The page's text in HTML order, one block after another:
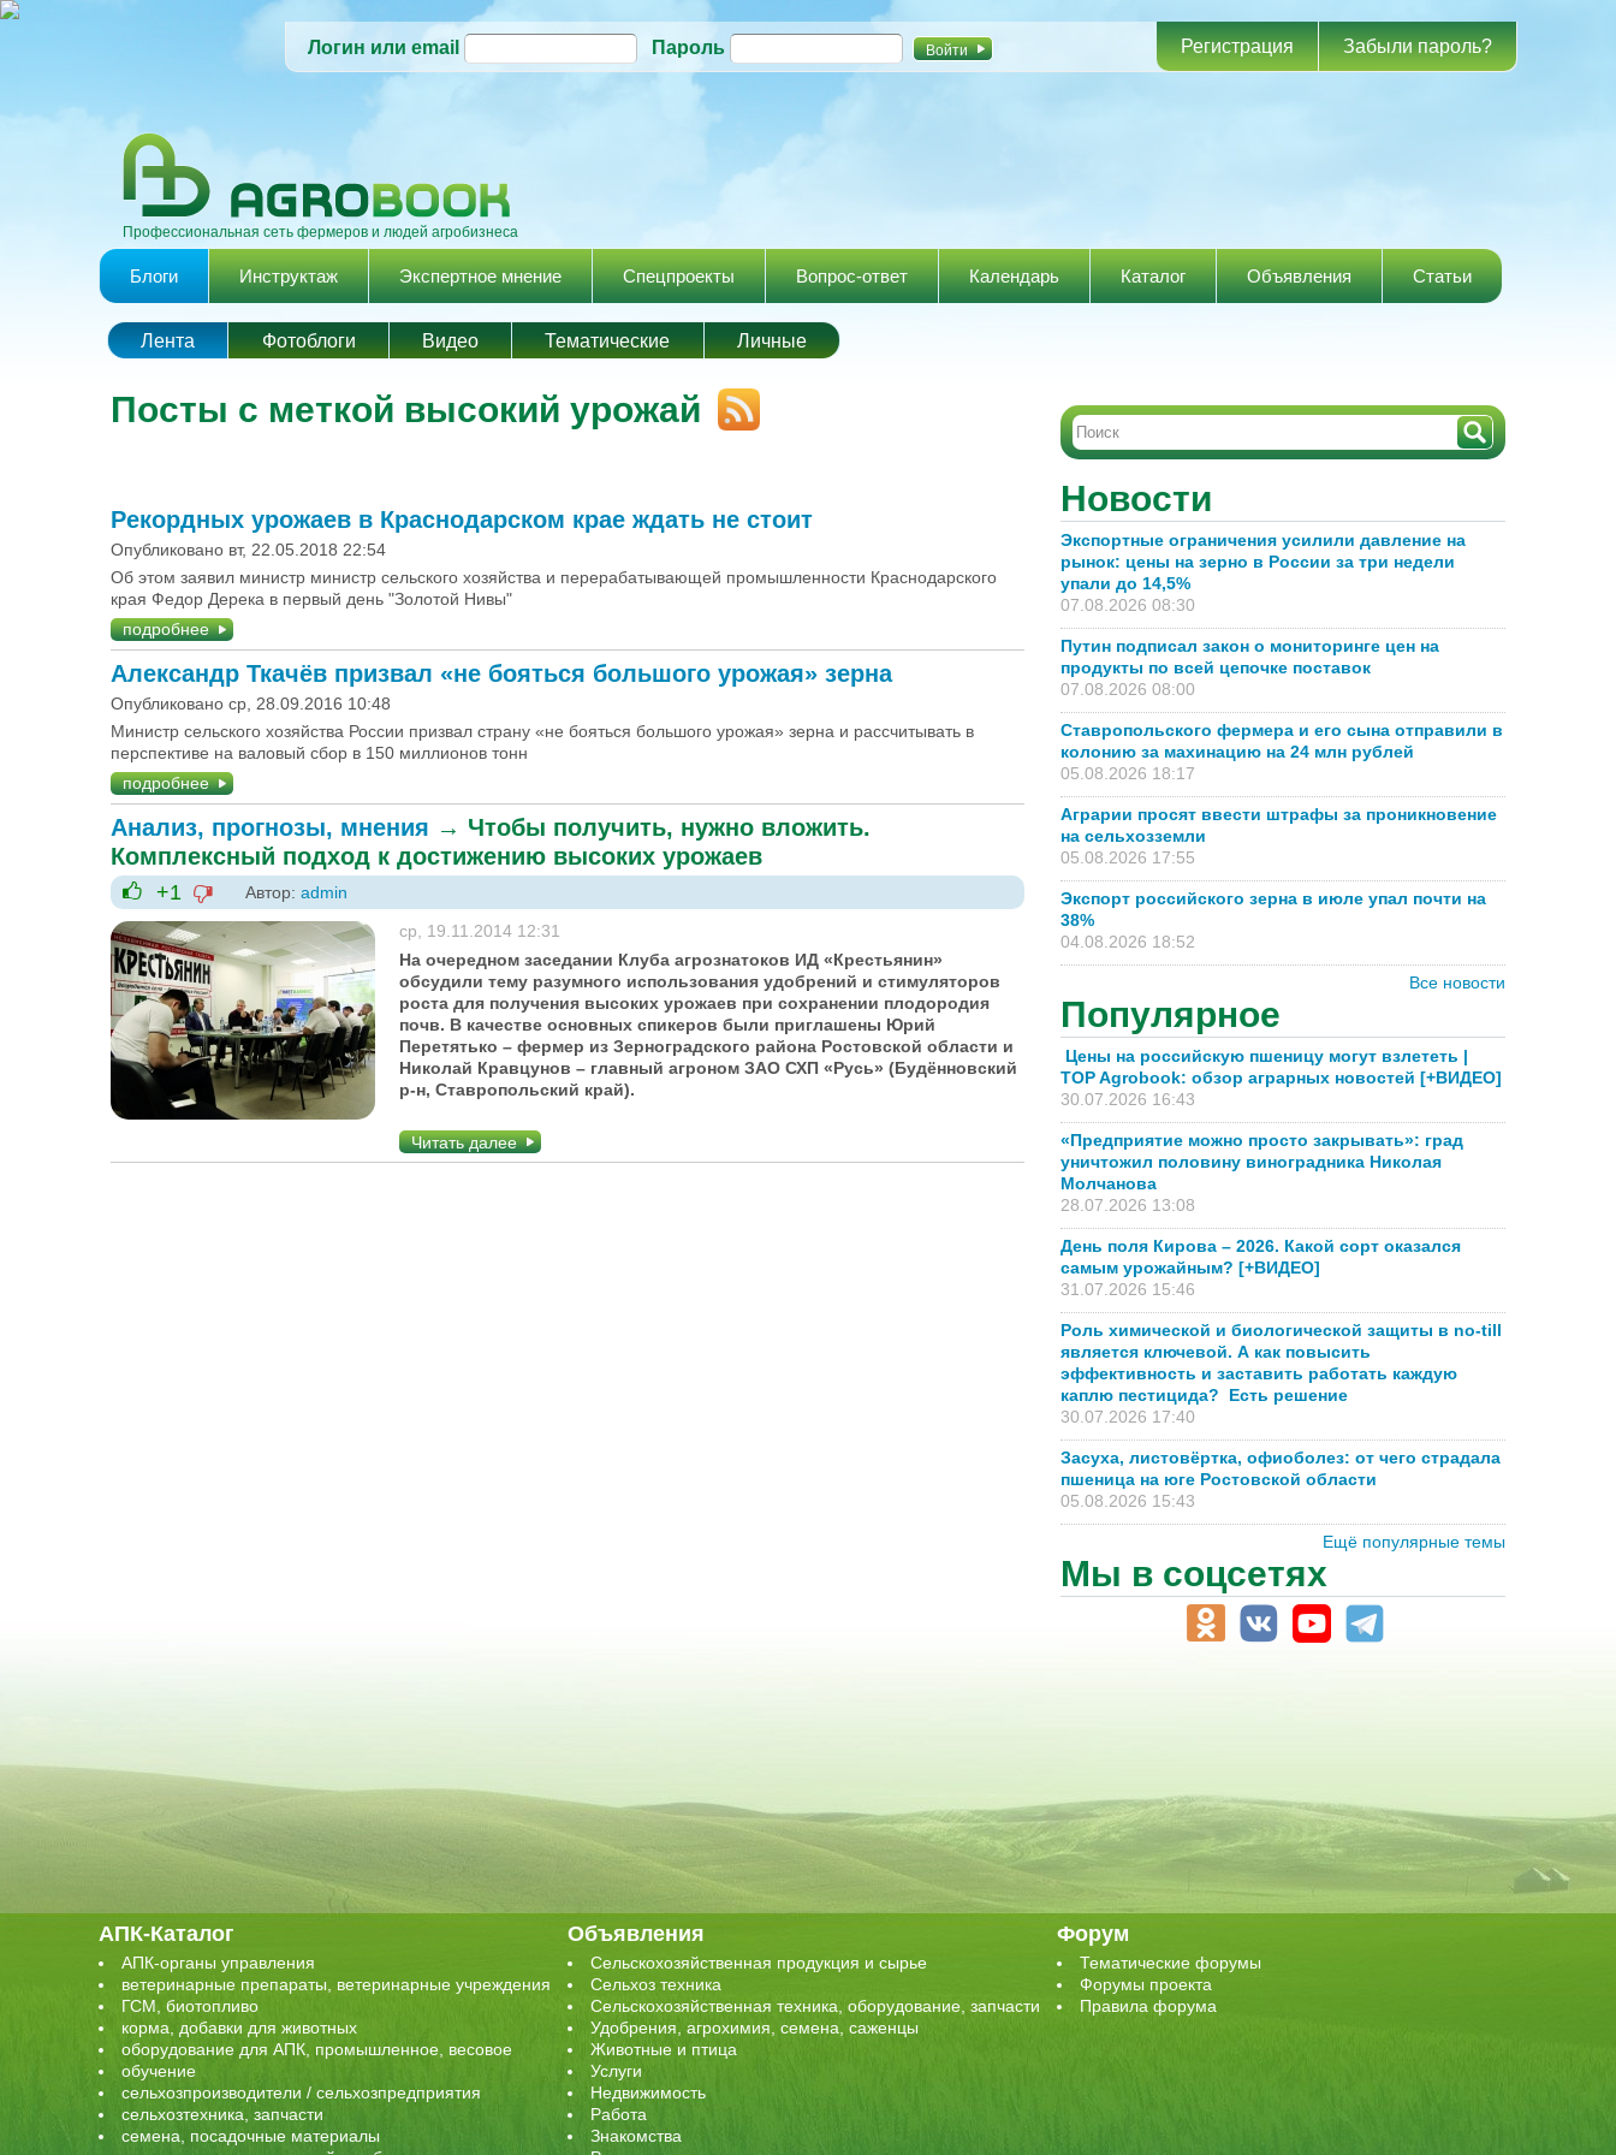
Перейти к
содержанию
Логин или email Пароль Регистрация Забыли пароль?
Профессиональная сеть фермеров и людей агробизнеса
Главное меню
Блоги Инструктаж Экспертное мнение Спецпроекты Вопрос-ответ Календарь Каталог Объявления Статьи
Лента Фотоблоги Видео Тематические Личные
Посты с меткой высокий урожай
Рекордных урожаев в Краснодарском крае ждать не стоит
Опубликовано вт, 22.05.2018 22:54
Об этом заявил министр министр сельского хозяйства и перерабатывающей промышленности Краснодарского
края Федор Дерека в первый день "Золотой Нивы"
подробнее
Александр Ткачёв призвал «не бояться большого урожая» зерна
Опубликовано ср, 28.09.2016 10:48
Министр сельского хозяйства России призвал страну «не бояться большого урожая» зерна и рассчитывать в
перспективе на валовый сбор в 150 миллионов тонн
подробнее
Анализ, прогнозы, мнения → Чтобы получить, нужно вложить.
Комплексный подход к достижению высоких урожаев
+1
+1
-1
Автор: admin
ср, 19.11.2014 12:31
На очередном заседании Клуба агрознатоков ИД «Крестьянин»
обсудили тему разумного использования удобрений и стимуляторов
роста для получения высоких урожаев при сохранении плодородия
почв. В качестве основных спикеров были приглашены Юрий
Перетятько – фермер из Зерноградского района Ростовской области и
Николай Кравцунов – главный агроном ЗАО СХП «Русь» (Будённовский
р-н, Ставропольский край).
Читать далее
Новости
Экспортные ограничения усилили давление на
рынок: цены на зерно в России за три недели
упали до 14,5%
07.08.2026 08:30
Путин подписал закон о мониторинге цен на
продукты по всей цепочке поставок
07.08.2026 08:00
Ставропольского фермера и его сына отправили в
колонию за махинацию на 24 млн рублей
05.08.2026 18:17
Аграрии просят ввести штрафы за проникновение
на сельхозземли
05.08.2026 17:55
Экспорт российского зерна в июле упал почти на
38%
04.08.2026 18:52
Все новости
Популярное
Цены на российскую пшеницу могут взлететь |
TOP Agrobook: обзор аграрных новостей [+ВИДЕО]
30.07.2026 16:43
«Предприятие можно просто закрывать»: град
уничтожил половину виноградника Николая
Молчанова
28.07.2026 13:08
День поля Кирова – 2026. Какой сорт оказался
самым урожайным? [+ВИДЕО]
31.07.2026 15:46
Роль химической и биологической защиты в no-till
является ключевой. А как повысить
эффективность и заставить работать каждую
каплю пестицида? Есть решение
30.07.2026 17:40
Засуха, листовёртка, офиоболез: от чего страдала
пшеница на юге Ростовской области
05.08.2026 15:43
Ещё популярные темы
Мы в соцсетях
АПК-Каталог
АПК-органы управления
ветеринарные препараты, ветеринарные учреждения
ГСМ, биотопливо
корма, добавки для животных
оборудование для АПК, промышленное, весовое
обучение
сельхозпроизводители / сельхозпредприятия
сельхозтехника, запчасти
семена, посадочные материалы
Объявления
Сельскохозяйственная продукция и сырье
Сельхоз техника
Сельскохозяйственная техника, оборудование, запчасти
Удобрения, агрохимия, семена, саженцы
Животные и птица
Услуги
Недвижимость
Работа
Знакомства
Форум
Тематические форумы
Форумы проекта
Правила форума